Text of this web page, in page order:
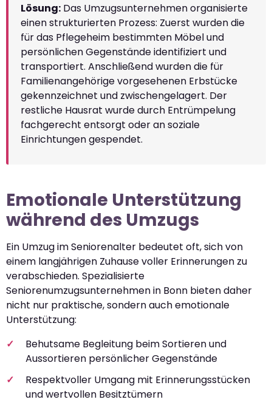
Lösung: Das Umzugsunternehmen organisierte
einen strukturierten Prozess: Zuerst wurden die
für das Pflegeheim bestimmten Möbel und
persönlichen Gegenstände identifiziert und
transportiert. Anschließend wurden die für
Familienangehörige vorgesehenen Erbstücke
gekennzeichnet und zwischengelagert. Der
restliche Hausrat wurde durch Entrümpelung
fachgerecht entsorgt oder an soziale
Einrichtungen gespendet.
Emotionale Unterstützung
während des Umzugs
Ein Umzug im Seniorenalter bedeutet oft, sich von
einem langjährigen Zuhause voller Erinnerungen zu
verabschieden. Spezialisierte
Seniorenumzugsunternehmen in Bonn bieten daher
nicht nur praktische, sondern auch emotionale
Unterstützung:
Behutsame Begleitung beim Sortieren und
Aussortieren persönlicher Gegenstände
Respektvoller Umgang mit Erinnerungsstücken
und wertvollen Besitztümern